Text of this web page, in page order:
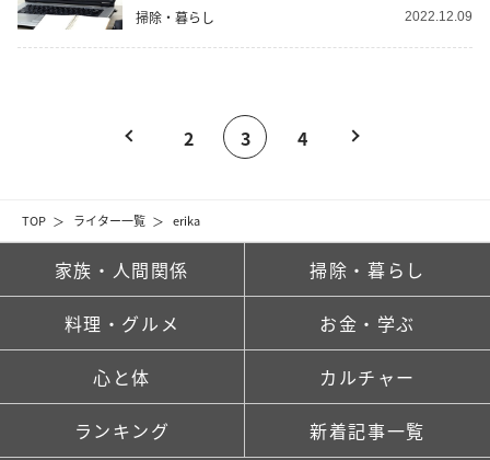
TOP ライター一覧 erika
掃除・暮らし 2022.12.09
2 3 4
家族・人間関係 掃除・暮らし
料理・グルメ お金・学ぶ
心と体 カルチャー
ランキング 新着記事一覧